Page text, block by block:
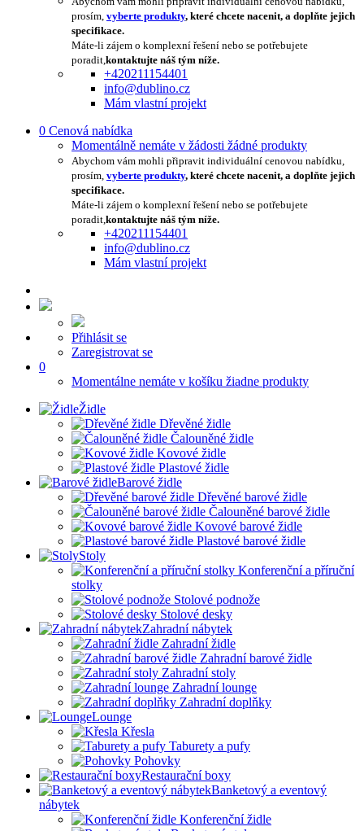
prosím, vyberte produkty, které chcete nacenit, a doplňte jejich
specifikace.
Máte-li zájem o komplexní řešení nebo se potřebujete
poradit,kontaktujte náš tým níže.
+420211154401
info@dublino.cz
Mám vlastní projekt
0 Cenová nabídka
Momentálně nemáte v žádosti žádné produkty
Abychom vám mohli připravit individuální cenovou nabídku,
prosím, vyberte produkty, které chcete nacenit, a doplňte jejich
specifikace.
Máte-li zájem o komplexní řešení nebo se potřebujete
poradit,kontaktujte náš tým níže.
+420211154401
info@dublino.cz
Mám vlastní projekt
Přihlásit se
Zaregistrovat se
0
Momentálne nemáte v košíku žiadne produkty
Židle
Dřevěné židle
Čalouněné židle
Kovové židle
Plastové židle
Barové židle
Dřevěné barové židle
Čalouněné barové židle
Kovové barové židle
Plastové barové židle
Stoly
Konferenční a příruční
stolky
Stolové podnože
Stolové desky
Zahradní nábytek
Zahradní židle
Zahradní barové židle
Zahradní stoly
Zahradní lounge
Zahradní doplňky
Lounge
Křesla
Taburety a pufy
Pohovky
Restaurační boxy
Banketový a eventový
nábytek
Konferenční židle